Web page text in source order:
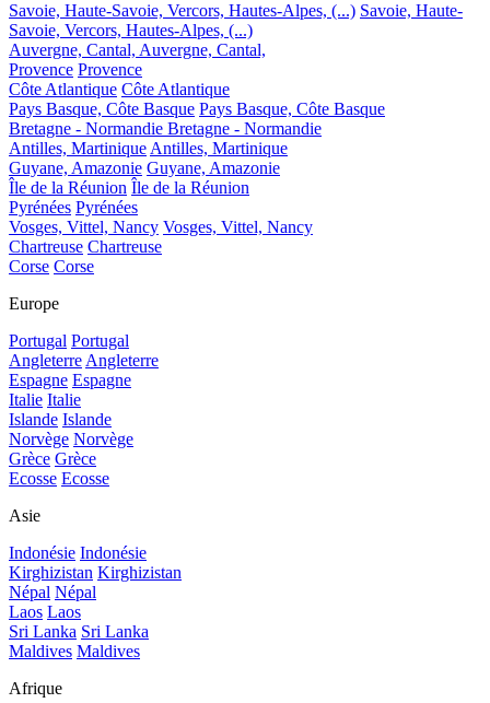
Savoie, Haute-Savoie, Vercors, Hautes-Alpes, (...) Savoie, Haute-
Savoie, Vercors, Hautes-Alpes, (...)
Auvergne, Cantal, Auvergne, Cantal,
Provence Provence
Côte Atlantique Côte Atlantique
Pays Basque, Côte Basque Pays Basque, Côte Basque
Bretagne - Normandie Bretagne - Normandie
Antilles, MartiniqueAntilles, Martinique
Guyane, Amazonie Guyane, Amazonie
Île de la Réunion Île de la Réunion
Pyrénées Pyrénées
Vosges, Vittel, Nancy Vosges, Vittel, Nancy
Chartreuse Chartreuse
Corse Corse
Europe
Portugal Portugal
AngleterreAngleterre
Espagne Espagne
Italie Italie
Islande Islande
Norvège Norvège
Grèce Grèce
Ecosse Ecosse
Asie
Indonésie Indonésie
Kirghizistan Kirghizistan
Népal Népal
Laos Laos
Sri Lanka Sri Lanka
Maldives Maldives
Afrique